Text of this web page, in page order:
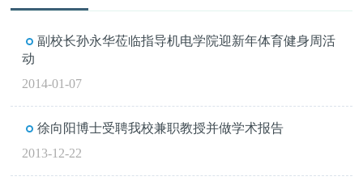
副校长孙永华莅临指导机电学院迎新年体育健身周活
动
2014-01-07
徐向阳博士受聘我校兼职教授并做学术报告
2013-12-22